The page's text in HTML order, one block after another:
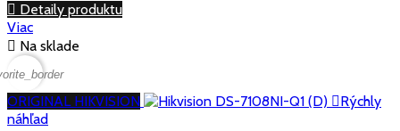
 Detaily produktu
Viac
 Na sklade
ORIGINAL HIKVISION Rýchly
náhľad